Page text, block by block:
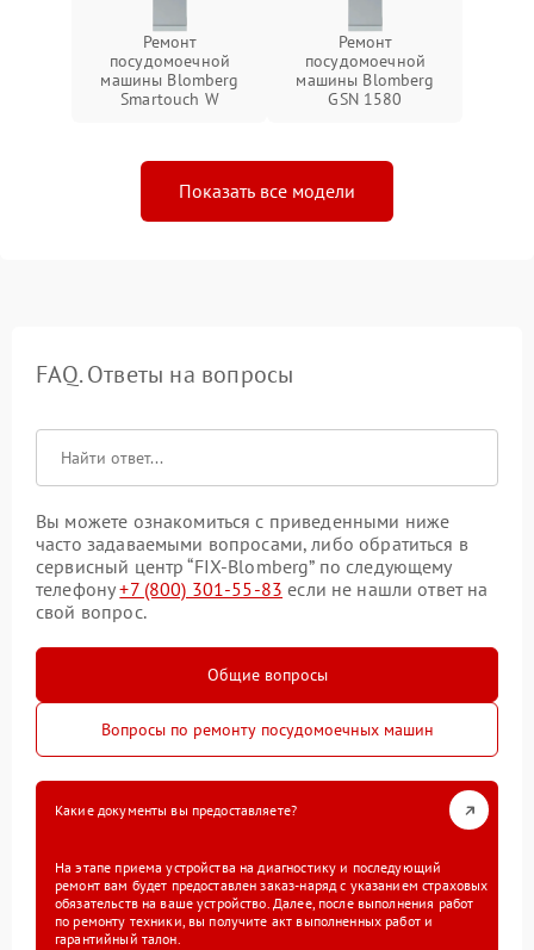
Ремонт
посудомоечной
машины Blomberg
Smartouch W
Ремонт
посудомоечной
машины Blomberg
GSN 1580
Показать все модели
FAQ. Ответы на вопросы
Вы можете ознакомиться с приведенными ниже
часто задаваемыми вопросами, либо обратиться в
сервисный центр “FIX-Blomberg” по следующему
телефону+7 (800) 301-55-83 если не нашли ответ на
свой вопрос.
Общие вопросы
Вопросы по ремонту посудомоечных машин
Какие документы вы предоставляете?
На этапе приема устройства на диагностику и последующий
ремонт вам будет предоставлен заказ-наряд с указанием страховых
обязательств на ваше устройство. Далее, после выполнения работ
по ремонту техники, вы получите акт выполненных работ и
гарантийный талон.